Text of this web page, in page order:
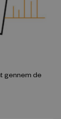
gennem de